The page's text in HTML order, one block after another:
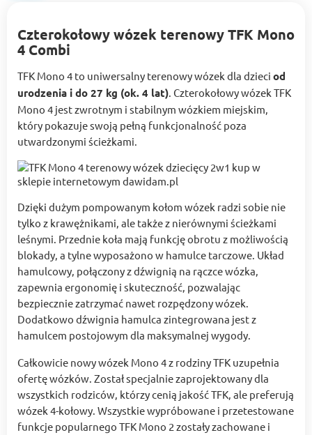
Czterokołowy wózek terenowy TFK Mono
4 Combi
TFK Mono 4 to uniwersalny terenowy wózek dla dzieci od
urodzenia i do 27 kg (ok. 4 lat). Czterokołowy wózek TFK
Mono 4 jest zwrotnym i stabilnym wózkiem miejskim,
który pokazuje swoją pełną funkcjonalność poza
utwardzonymi ścieżkami.
Dzięki dużym pompowanym kołom wózek radzi sobie nie
tylko z krawężnikami, ale także z nierównymi ścieżkami
leśnymi. Przednie koła mają funkcję obrotu z możliwością
blokady, a tylne wyposażono w hamulce tarczowe. Układ
hamulcowy, połączony z dźwignią na rączce wózka,
zapewnia ergonomię i skuteczność, pozwalając
bezpiecznie zatrzymać nawet rozpędzony wózek.
Dodatkowo dźwignia hamulca zintegrowana jest z
hamulcem postojowym dla maksymalnej wygody.
Całkowicie nowy wózek Mono 4 z rodziny TFK uzupełnia
ofertę wózków. Został specjalnie zaprojektowany dla
wszystkich rodziców, którzy cenią jakość TFK, ale preferują
wózek 4-kołowy. Wszystkie wypróbowane i przetestowane
funkcje popularnego TFK Mono 2 zostały zachowane i